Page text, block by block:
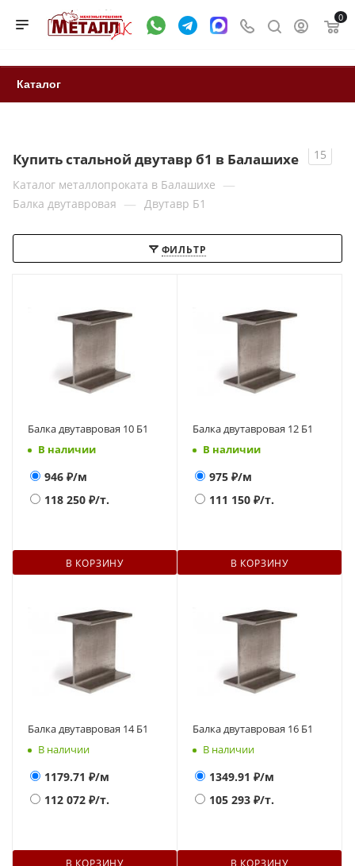
0
Каталог
Купить стальной двутавр б1 в Балашихе
15
Каталог металлопроката в Балашихе —
Балка двутавровая — Двутавр Б1
ФИЛЬТР
Балка двутавровая 10 Б1
В наличии
946 ₽/м
118 250 ₽/т.
В КОРЗИНУ
Балка двутавровая 12 Б1
В наличии
975 ₽/м
111 150 ₽/т.
В КОРЗИНУ
Балка двутавровая 14 Б1
В наличии
1179.71 ₽/м
112 072 ₽/т.
В КОРЗИНУ
Балка двутавровая 16 Б1
В наличии
1349.91 ₽/м
105 293 ₽/т.
В КОРЗИНУ